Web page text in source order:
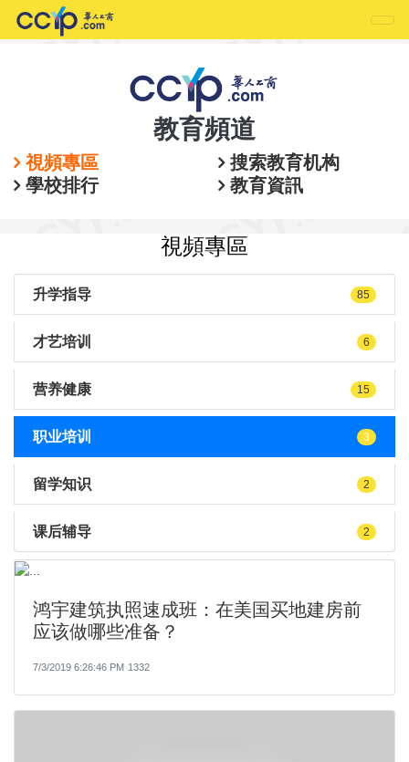
教育頻道
視頻專區
搜索教育机构
學校排行
教育資訊
視頻專區
升学指导 85
才艺培训 6
营养健康 15
职业培训 3
留学知识 2
课后辅导 2
鸿宇建筑执照速成班：在美国买地建房前
应该做哪些准备？
7/3/2019 6:26:46 PM 1332